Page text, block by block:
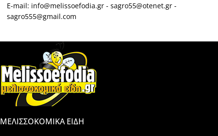
E-mail: info@melissoefodia.gr - sagro55@otenet.gr -
sagro555@gmail.com
ΜΕΛΙΣΣΟΚΟΜΙΚΑ ΕΙΔΗ